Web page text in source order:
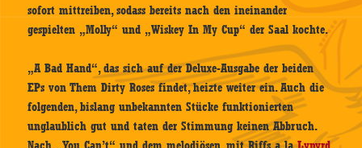
sofort mittreiben, sodass bereits nach den ineinander
gespielten „Molly“ und „Wiskey In My Cup“ der Saal kochte.
„A Bad Hand“, das sich auf der Deluxe-Ausgabe der beiden
EPs von Them Dirty Roses findet, heizte weiter ein. Auch die
folgenden, bislang unbekannten Stücke funktionierten
unglaublich gut und taten der Stimmung keinen Abbruch.